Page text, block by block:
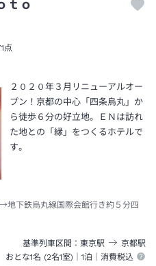
ｔｏ
点
２０２０年３月リニューアルオー
プン！京都の中心「四条烏丸」か
ら徒歩６分の好立地。ＥＮは訪れ
た地との「縁」をつくるホテルで
す。
地下鉄烏丸線国際会館行き約５分四
基準列車区間 東京駅 京都駅
おとな1名 (2名1室)｜1泊 ｜消費税込